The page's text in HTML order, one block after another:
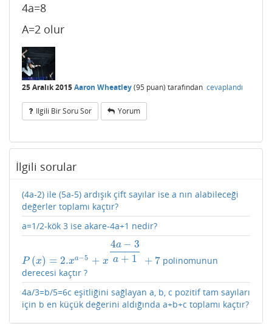
4a=8
A=2 olur
25 Aralık 2015Aaron Wheatley(95 puan) tarafından cevaplandı
Ilgili Bir Soru Sor Yorum
İlgili sorular
(4a-2) ile (5a-5) ardışık çift sayılar ise a nın alabileceği
değerler toplamı kaçtır?
a=1/2-kök 3 ise akare-4a+1 nedir?
P (x) = 2.xa−5 + x
4a − 3
a + 1 + 7
P(x)=2. xa −5+x4a− 3a +1 +7
polinomunun
derecesi kaçtır ?
4a/3=b/5=6c eşitliğini sağlayan a, b, c pozitif tam sayıları
için b en küçük değerini aldığında a+b+c toplamı kaçtır?